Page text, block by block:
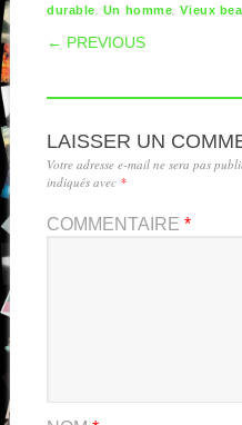
durable, Un homme,Vieux
POST
← PREVIOUS
LAISSER UN
Votre adresse e-mail ne sera pas
indiqués avec *
COMMENTAIRE *